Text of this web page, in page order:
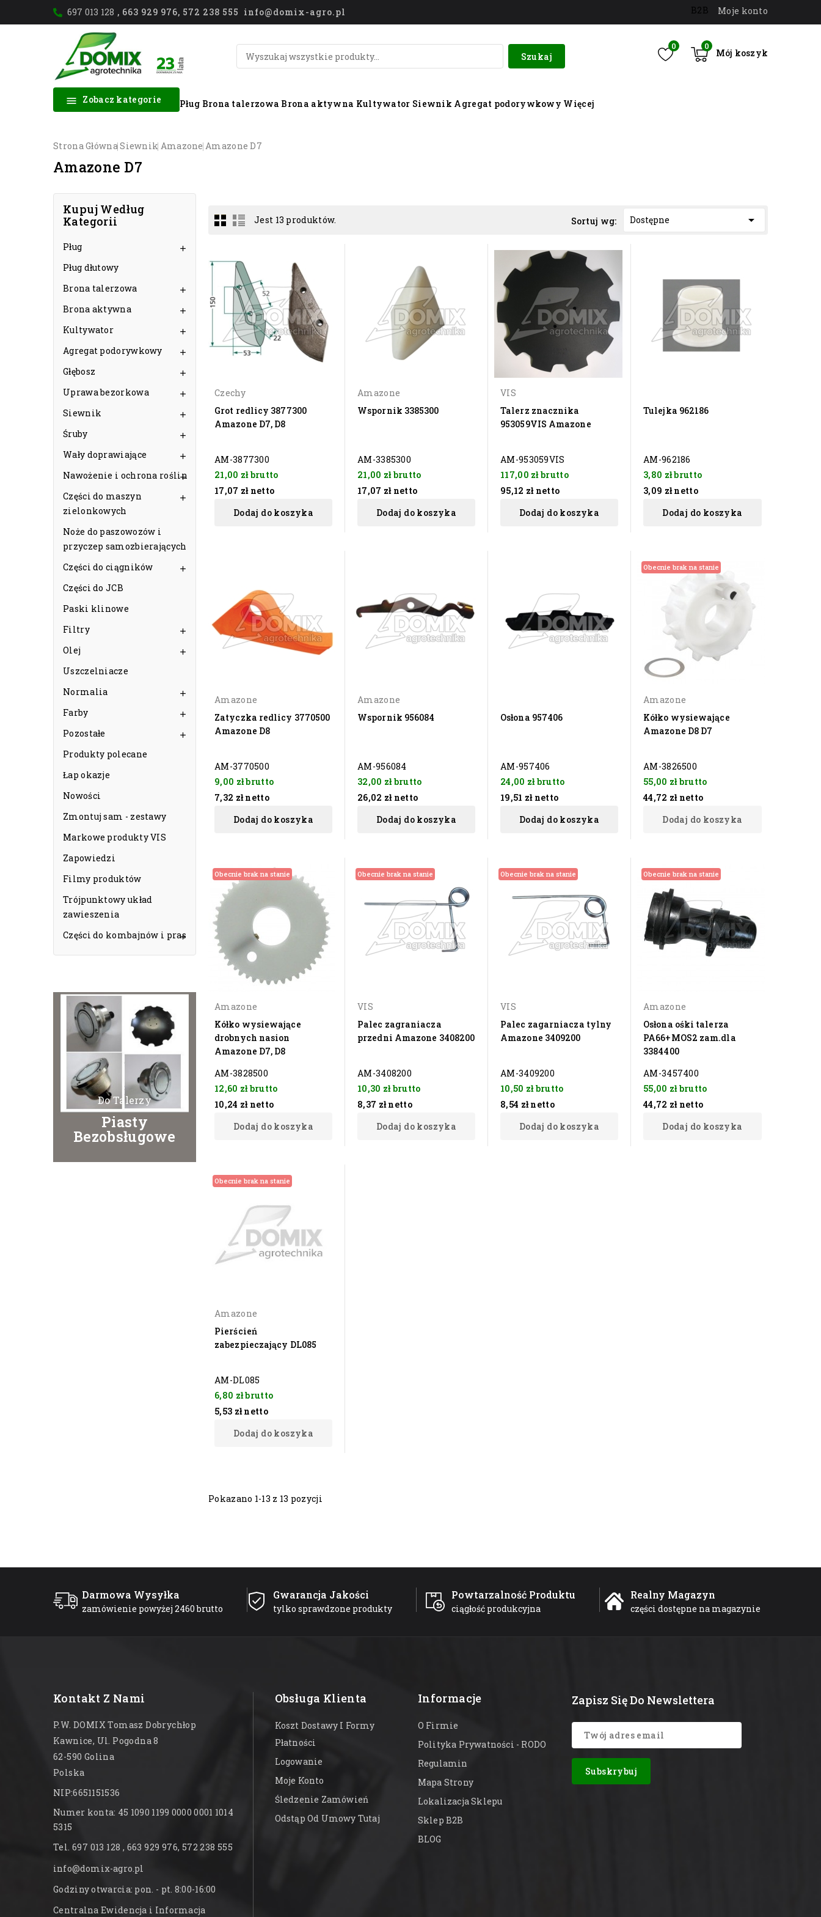
697 013 128 , 663 929 976, 572 238 555 info@domix-agro.pl B2B Moje konto
0
Mój koszyk
0
Szukaj
 Zobacz kategorie Pług Brona talerzowa Brona aktywna Kultywator Siewnik Agregat podorywkowy Więcej
Strona GłównaSiewnik AmazoneAmazone D7
Amazone D7
Kupuj Według
Kategorii
Pług 
Pług dłutowy
Brona talerzowa

Brona aktywna 
Kultywator 
Agregat podorywkowy 
Głębosz 
Uprawa bezorkowa 
Siewnik 
Śruby 
Wały doprawiające 
Nawożenie i ochrona roślin

Części do maszyn
zielonkowych

Noże do paszowozów i
przyczep samozbierających
Części do ciągników

Części do JCB
Paski klinowe
Filtry

Olej 
Uszczelniacze
Normalia

Farby 
Pozostałe 
Produkty polecane
Łap okazje
Nowości
Zmontuj sam - zestawy
Markowe produkty VIS
Zapowiedzi
Filmy produktów
Trójpunktowy układ
zawieszenia
Części do kombajnów i pras

Do Talerzy
Piasty
Bezobsługowe
Jest 13 produktów. Sortuj wg: Dostępne 
Czechy
Grot redlicy 3877300
Amazone D7, D8
AM-3877300
21,00 złbrutto
17,07 zł netto
Dodaj do koszyka
Amazone
Wspornik 3385300
AM-3385300
21,00 złbrutto
17,07 zł netto
Dodaj do koszyka
VIS
Talerz znacznika
953059VIS Amazone
AM-953059VIS
117,00 złbrutto
95,12 zł netto
Dodaj do koszyka
Tulejka 962186
AM-962186
3,80 złbrutto
3,09 zł netto
Dodaj do koszyka
Amazone
Zatyczka redlicy 3770500
Amazone D8
AM-3770500
9,00 złbrutto
7,32 zł netto
Dodaj do koszyka
Amazone
Wspornik 956084
AM-956084
32,00 złbrutto
26,02 zł netto
Dodaj do koszyka
Osłona 957406
AM-957406
24,00 złbrutto
19,51 zł netto
Dodaj do koszyka
Obecnie brak na stanie
Amazone
Kółko wysiewające
Amazone D8 D7
AM-3826500
55,00 złbrutto
44,72 zł netto
Dodaj do koszyka
Obecnie brak na stanie
Amazone
Kółko wysiewające
drobnych nasion
Amazone D7, D8
AM-3828500
12,60 złbrutto
10,24 zł netto
Dodaj do koszyka
Obecnie brak na stanie
VIS
Palec zagraniacza
przedni Amazone 3408200
AM-3408200
10,30 złbrutto
8,37 zł netto
Dodaj do koszyka
Obecnie brak na stanie
VIS
Palec zagarniacza tylny
Amazone 3409200
AM-3409200
10,50 złbrutto
8,54 zł netto
Dodaj do koszyka
Obecnie brak na stanie
Amazone
Osłona ośki talerza
PA66+MOS2 zam.dla
3384400
AM-3457400
55,00 złbrutto
44,72 zł netto
Dodaj do koszyka
Obecnie brak na stanie
Amazone
Pierścień
zabezpieczający DL085
AM-DL085
6,80 złbrutto
5,53 zł netto
Dodaj do koszyka
Pokazano 1-13 z 13 pozycji
Darmowa Wysyłka
zamówienie powyżej 2460 brutto
Gwarancja Jakości
tylko sprawdzone produkty
Powtarzalność Produktu
ciągłość produkcyjna
Realny Magazyn
części dostępne na magazynie
Kontakt Z Nami
P.W. DOMIX Tomasz Dobrychłop
Kawnice, Ul. Pogodna 8
62-590 Golina
Polska
NIP:6651151536
Numer konta: 45 1090 1199 0000 0001 1014
5315
Tel. 697 013 128 , 663 929 976, 572 238 555
info@domix-agro.pl
Godziny otwarcia: pon. - pt. 8:00-16:00
Centralna Ewidencja i Informacja
Obsługa Klienta
Koszt Dostawy I Formy
Płatności
Logowanie
Moje Konto
Śledzenie Zamówień
Odstąp Od Umowy Tutaj
Informacje
O Firmie
Polityka Prywatności - RODO
Regulamin
Mapa Strony
Lokalizacja Sklepu
Sklep B2B
BLOG
Zapisz Się Do Newslettera